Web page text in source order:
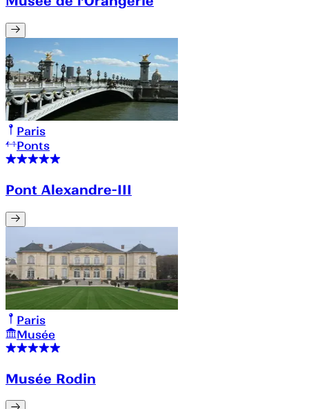
Paris
Ponts
Pont Alexandre-III
Paris
Musée
Musée Rodin